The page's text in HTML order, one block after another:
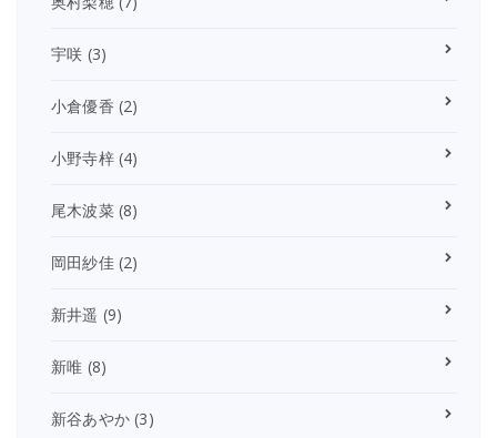
宇咲 (3)
小倉優香 (2)
小野寺梓(4)
尾木波菜(8)
岡田紗佳(2)
新井遥 (9)
新唯 (8)
新谷あやか (3)